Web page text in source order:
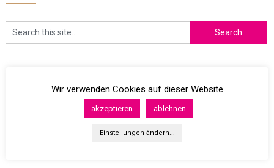
ArchivesWir verwenden Cookies auf dieser Website
akzeptieren ablehnen
Einstellungen ändern...